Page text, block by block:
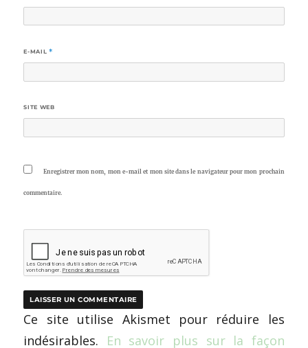
E-MAIL *
SITE WEB
Enregistrer mon nom, mon e-mail et mon site dans le navigateur pour mon prochain
commentaire.
Ce site utilise Akismet pour réduire les
indésirables. En savoir plus sur la façon